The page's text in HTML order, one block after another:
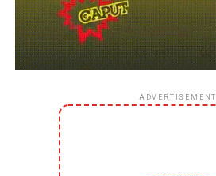
ADVERTISEMENT